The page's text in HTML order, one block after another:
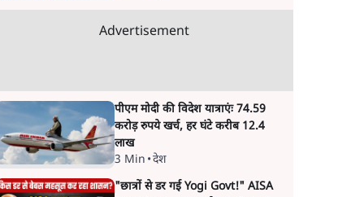
Advertisement
पीएम मोदी की विदेश यात्राएंः 74.59
करोड़ रुपये खर्च, हर घंटे करीब 12.4
लाख
3 Min •देश
"छात्रों से डर गई Yogi Govt!" AISA